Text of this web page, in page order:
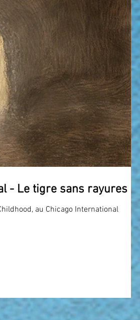
- Le tigre sans rayures
au Chicago International